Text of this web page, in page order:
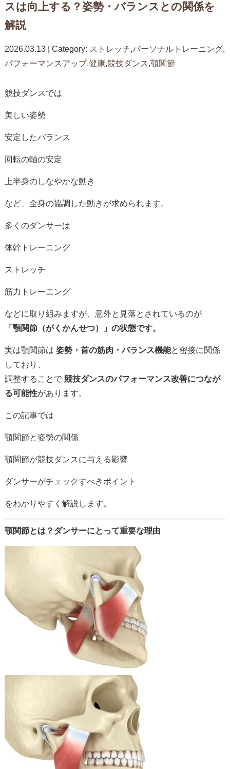
スは向上する？姿勢・バランスとの関係を
解説
2026.03.13 | Category: ストレッチ,パーソナルトレーニング,
パフォーマンスアップ,健康,競技ダンス,顎関節
競技ダンスでは
美しい姿勢
安定 したバランス
回転の軸の安定
上半身のしなやかな動き
など、 全身の協調 した動き が求められます。
多く のダンサーは
体幹 トレーニング
ストレッチ
筋力 トレーニング
などに取り組み ますが、 意外と 見落と さ れているのが
「 顎関節（がく かんせつ）」 の状態です。
実は顎関節は 姿勢・ 首の筋肉・バランス機能と 密接に関係
しており、
調整する こと で 競技ダンスのパフォーマンス改善につなが
る可能性があり ます。
この記事では
顎関節と姿勢の関係
顎関節が競技ダンスに与える影響
ダンサーがチェックすべき ポイント
をわかりやすく 解説 し ます。
顎関節とは？ ダンサーにとって重要な理由